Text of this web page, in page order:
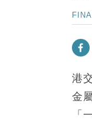
港
金
「